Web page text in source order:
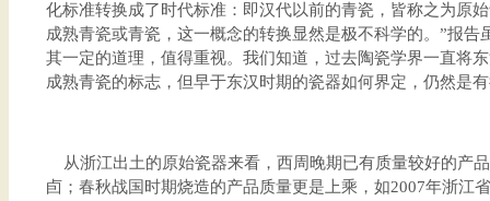
化标准转换成了时代标准：即汉代以前的青瓷，皆称之为原
成熟青瓷或青瓷，这一概念的转换显然是极不科学的。”报
其一定的道理，值得重视。我们知道，过去陶瓷学界一直将
成熟青瓷的标志，但早于东汉时期的瓷器如何界定，仍然是
从浙江出土的原始瓷器来看，西周晚期已有质量较好的产
卣；春秋战国时期烧造的产品质量更是上乘，如2007年浙江